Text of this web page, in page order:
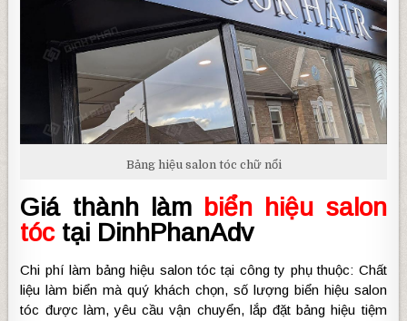
Bảng hiệu salon tóc chữ nổi
Giá thành làm biển hiệu salon
tóctại DinhPhanAdv
Chi phí làm bảng hiệu salon tóc tại công ty phụ thuộc: Chất
liệu làm biển mà quý khách chọn, số lượng biển hiệu salon
tóc được làm, yêu cầu vận chuyển, lắp đặt bảng hiệu tiệm